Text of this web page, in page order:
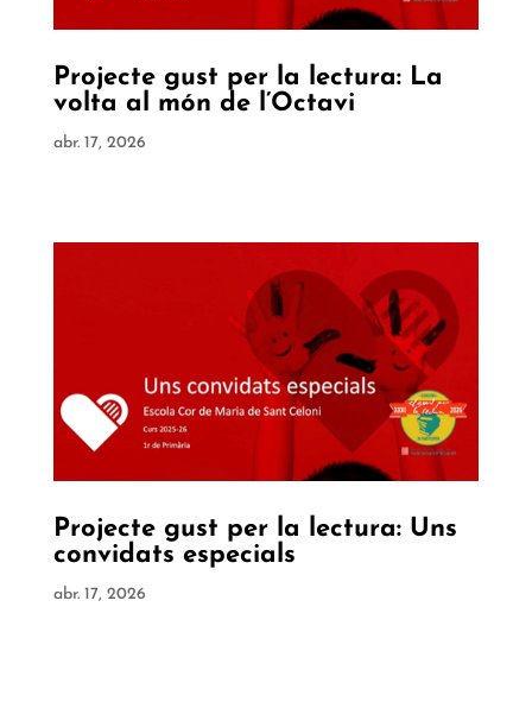
Projecte gust per la lectura: La
volta al món de l’Octavi
abr. 17, 2026
Projecte gust per la lectura: Uns
convidats especials
abr. 17, 2026